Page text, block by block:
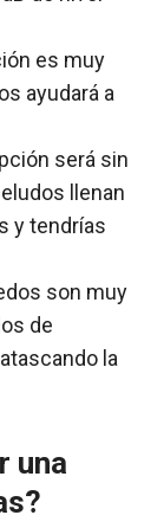
es muy
ayudará a
será sin
llenan
y tendrías
son muy
de
la
una